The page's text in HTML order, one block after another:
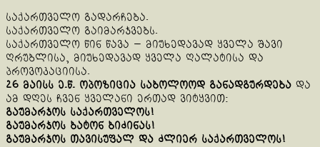
საქართველო გადარჩება.
საქართველო გაიმარჯვებს.
საქართველო წინ წავა — მიუხედავად ყველა შავი
ღრუბლისა, მიუხედავად ყველა ღალატისა და
პროვოკაციისა.
26 მაისს ე.წ. ოპოზიცია საბოლოოდ განადგურდება და
ამ დღეს ჩვენ ყველანი ერთად ვიტყვით:
გაუმარჯოს საქართველოს!
გაუმარჯოს ბატონ ბიძინას!
გაუმარჯოს თავისუფალ და ძლიერ საქართველოს!